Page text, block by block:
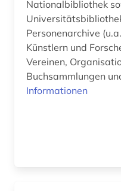
gerichtsbuch (1)
germanen (1)
Nationalbibliothek
Universitätsbibliothek Umeå.
Personenarchive
Künstlern und
Vereinen,
Buchsammlungen
Informationen